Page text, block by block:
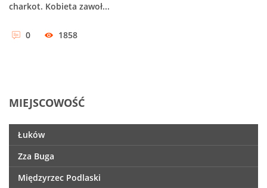
charkot. Kobieta zawoł...
0 1858
MIEJSCOWOŚĆ
Łuków
Zza Buga
Międzyrzec Podlaski